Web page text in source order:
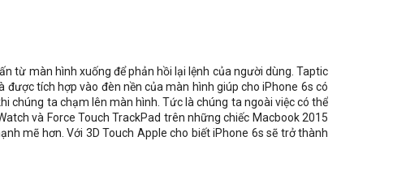
từ màn hình xuống để phản hồi lại lệnh của người dùng. Taptic
tích hợp vào đèn nền của màn hình giúp cho iPhone 6s có
chúng ta chạm lên màn hình. Tức là chúng ta ngoài việc có thể
và Force Touch TrackPad trên những chiếc Macbook 2015
mẽ hơn. Với 3D Touch Apple cho biết iPhone 6s sẽ trở thành